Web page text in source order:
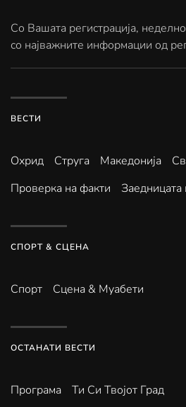
Со Вашата регистрација,
со најважните информации од
ВЕСТИ
Охрид Струга Македонија
Проверка на факти
Заедницата
СПОРТ & СЦЕНА
Спорт Сцена & Муабети
ОСТАНАТИ ВЕСТИ
Програма Ти Си Твојот Град